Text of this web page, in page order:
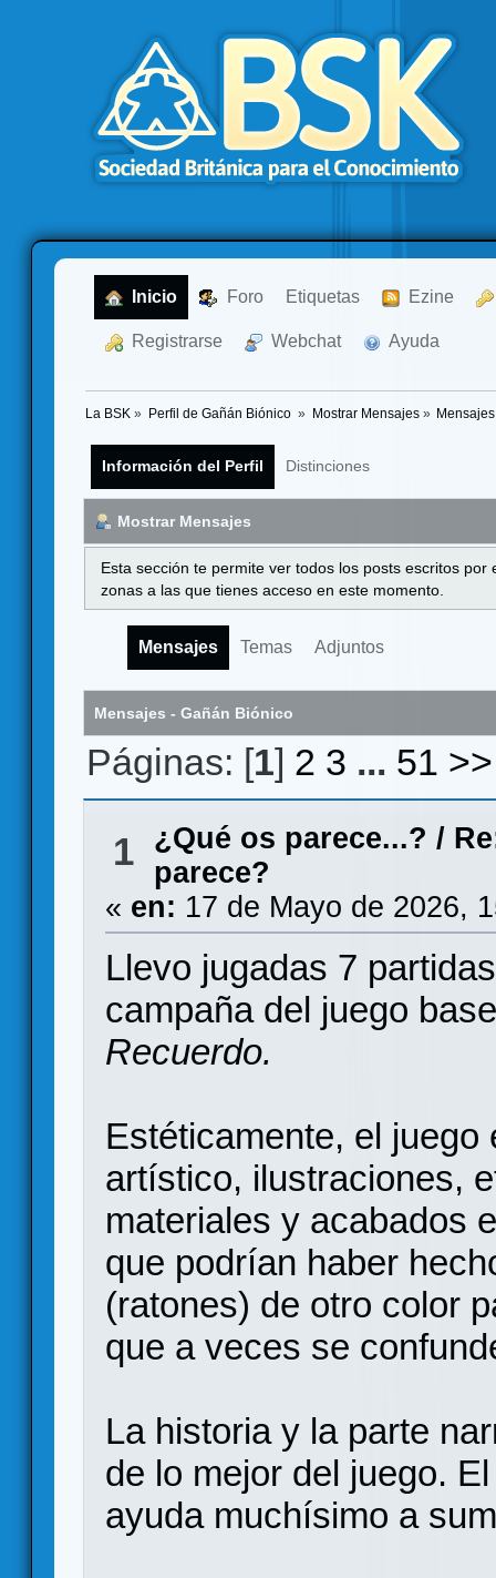
Inicio Foro Etiquetas Ezine
Registrarse Webchat Ayuda
La BSK » Perfil de Gañán Biónico » Mostrar Mensajes» Mensajes
Información del Perfil Distinciones
Mostrar Mensajes
Esta sección te permite ver todos los posts escritos
zonas a las que tienes acceso en este momento.
Mensajes Temas Adjuntos
Mensajes - Gañán Biónico
Páginas: [1] 2 3 ... 51 >>
1 ¿Qué os parece...? /
parece?
« en: 17 de Mayo de 2026,
Llevo jugadas 7
campaña del juego
Recuerdo.
Estéticamente, el
artístico, ilustraciones,
materiales y acabados
que podrían haber
(ratones) de otro color
que a veces se
La historia y la parte
de lo mejor del juego.
ayuda muchísimo a